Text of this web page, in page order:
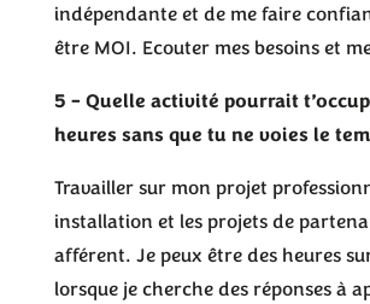
indépendante et de me faire
être MOI. Ecouter mes besoins et
5 – Quelle activité pourrait
heures sans que tu ne voies le
Travailler sur mon projet
installation et les projets de
afférent. Je peux être des heures
lorsque je cherche des réponses à